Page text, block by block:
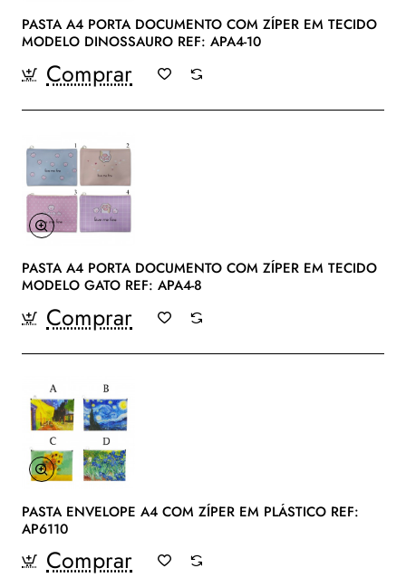
PASTA A4 PORTA DOCUMENTO COM ZÍPER EM TECIDO
MODELO DINOSSAURO REF: APA4-10
Comprar
PASTA A4 PORTA DOCUMENTO COM ZÍPER EM TECIDO
MODELO GATO REF: APA4-8
Comprar
PASTA ENVELOPE A4 COM ZÍPER EM PLÁSTICO REF:
AP6110
Comprar